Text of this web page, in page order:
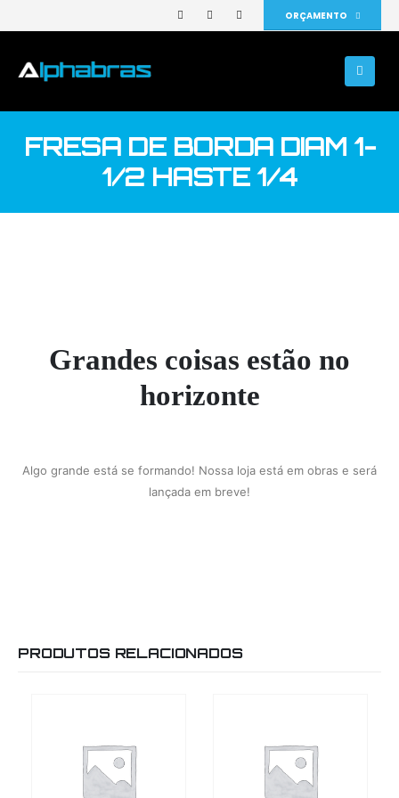
ORÇAMENTO
FRESA DE BORDA DIAM 1-
1/2 HASTE 1/4
Grandes coisas estão no
horizonte
Algo grande está se formando! Nossa loja está em obras e será
lançada em breve!
PRODUTOS RELACIONADOS